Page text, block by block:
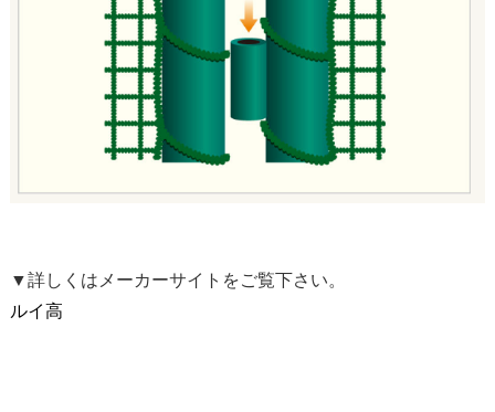
▼詳しくはメーカーサイトをご覧下さい。
ルイ高